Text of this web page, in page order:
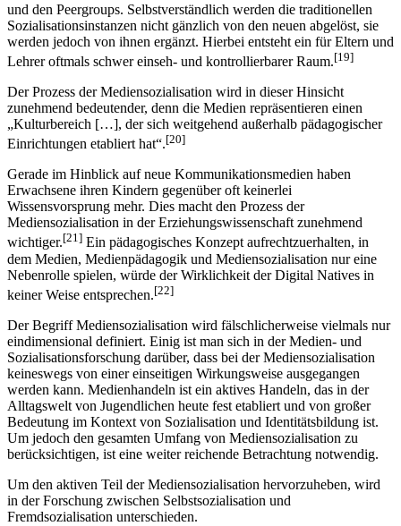
und den Peergroups. Selbst­verständlich werden die traditionellen
So­zia­li­sa­tionsinstanzen nicht gänzlich von den neuen abgelöst, sie
werden jedoch von ihnen ergänzt. Hierbei entsteht ein für Eltern und
Lehrer oftmals schwer einseh- und kontrollierbarer Raum.[19]
Der Prozess der Mediensozialisation wird in dieser Hinsicht
zunehmend bedeuten­der, denn die Medien repräsentieren einen
„Kulturbereich […], der sich weitgehend außerhalb pädagogischer
Einrichtungen etabliert hat“.[20]
Gerade im Hinblick auf neue Kommunikationsmedien haben
Erwachsene ihren Kindern gegenüber oft keinerlei
Wissensvorsprung mehr. Dies macht den Prozess der
Mediensozialisation in der Erziehungswissenschaft zunehmend
wichtiger.[21] Ein pädagogisches Konzept aufrechtzuerhalten, in
dem Medien, Medienpädagogik und Mediensozialisation nur eine
Nebenrolle spielen, würde der Wirklichkeit der Digital Natives in
keiner Weise entsprechen.[22]
Der Begriff Mediensozialisation wird fälschlicherweise vielmals nur
eindimensional definiert. Einig ist man sich in der Medien- und
Sozialisationsforschung darüber, dass bei der Mediensozialisation
keines­wegs von einer einseitigen Wirkungsweise ausgegangen
werden kann. Medien­handeln ist ein aktives Handeln, das in der
Alltagswelt von Jugendlichen heute fest etabliert und von großer
Bedeutung im Kontext von Sozialisation und Identitätsbildung ist.
Um jedoch den gesamten Um­fang von Mediensozialisation zu
berücksichtigen, ist eine weiter reichende Be­trachtung notwendig.
Um den aktiven Teil der Mediensozialisation hervorzuheben, wird
in der Forschung zwischen Selbstsozialisation und
Fremdsozialisation unterschieden.